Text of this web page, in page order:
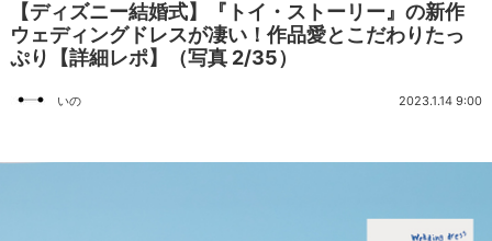
【ディズニー結婚式】『トイ・ストーリー』の新作
ウェディングドレスが凄い！作品愛とこだわりたっ
ぷり【詳細レポ】（写真 2/35）
いの 2023.1.14 9:00